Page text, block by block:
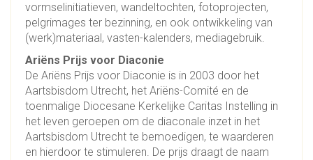
vormselinitiatieven, wandeltochten, fotoprojecten,
pelgrimages ter bezinning, en ook ontwikkeling van
(werk)materiaal, vasten-kalenders, mediagebruik.
Ariëns Prijs voor Diaconie
De Ariëns Prijs voor Diaconie is in 2003 door het
Aartsbisdom Utrecht, het Ariëns-Comité en de
toenmalige Diocesane Kerkelijke Caritas Instelling in
het leven geroepen om de diaconale inzet in het
Aartsbisdom Utrecht te bemoedigen, te waarderen
en hierdoor te stimuleren. De prijs draagt de naam